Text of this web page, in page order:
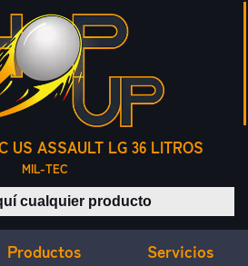
US ASSAULT LG 36 LITROS
MIL-TEC
Buscar productos
Productos Servicios